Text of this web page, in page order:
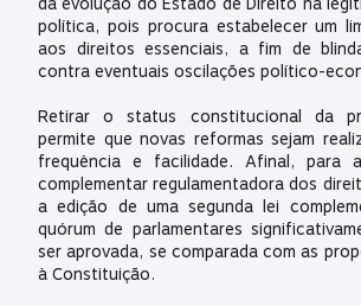
política, pois procura estabelecer um
aos direitos essenciais, a fim de
contra eventuais oscilações político-
Retirar o status constitucional da
permite que novas reformas sejam
frequência e facilidade. Afinal, para
complementar regulamentadora dos
a edição de uma segunda lei
quórum de parlamentares
ser aprovada, se comparada com as
à Constituição.